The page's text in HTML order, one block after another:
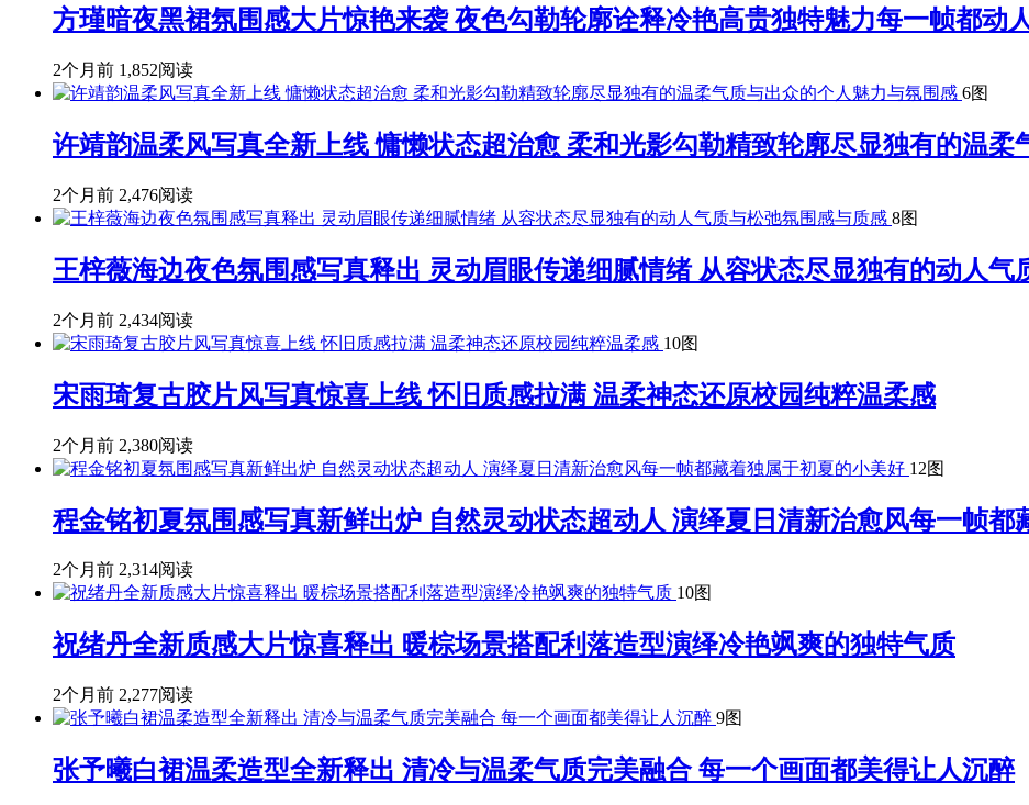
方瑾暗夜黑裙氛围感大片惊艳来袭 夜色勾勒轮廓诠释冷艳高贵独特魅力每一帧都动
2个月前 1,852阅读
6图
许靖韵温柔风写真全新上线 慵懒状态超治愈 柔和光影勾勒精致轮廓尽显独有的温柔
2个月前 2,476阅读
8图
王梓薇海边夜色氛围感写真释出 灵动眉眼传递细腻情绪 从容状态尽显独有的动人气
2个月前 2,434阅读
10图
宋雨琦复古胶片风写真惊喜上线 怀旧质感拉满 温柔神态还原校园纯粹温柔感
2个月前 2,380阅读
12图
程金铭初夏氛围感写真新鲜出炉 自然灵动状态超动人 演绎夏日清新治愈风每一帧都
2个月前 2,314阅读
10图
祝绪丹全新质感大片惊喜释出 暖棕场景搭配利落造型演绎冷艳飒爽的独特气质
2个月前 2,277阅读
9图
张予曦白裙温柔造型全新释出 清冷与温柔气质完美融合 每一个画面都美得让人沉醉